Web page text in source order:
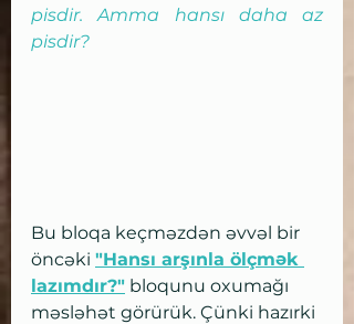
pisdir. Amma hansı daha az
pisdir?
Bu bloqa keçməzdən əvvəl bir
öncəki "Hansı arşınla ölçmək
lazımdır?" bloqunu oxumağı
məsləhət görürük. Çünki hazırki